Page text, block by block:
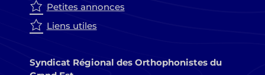
Petites annonces
Liens utiles
Syndicat Régional des Orthophonistes du